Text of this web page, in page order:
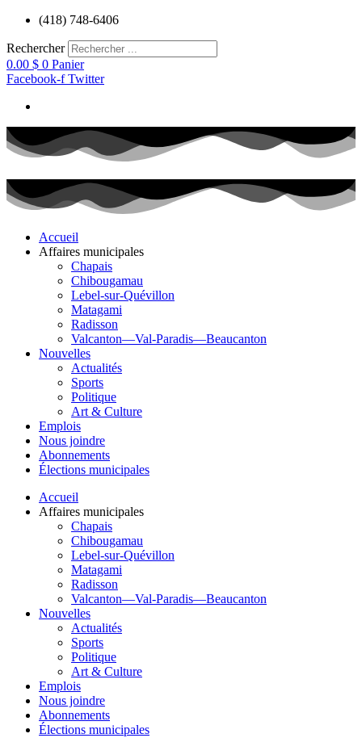
Aller
contenu
(418) 748-6406
Rechercher
0.00 $ 0 Panier
Facebook-f Twitter
Accueil
Affaires municipales
Chapais
Chibougamau
Lebel-sur-Quévillon
Matagami
Radisson
Valcanton—Val-Paradis—Beaucanton
Nouvelles
Actualités
Sports
Politique
Art & Culture
Emplois
Nous joindre
Abonnements
Élections municipales
Accueil
Affaires municipales
Chapais
Chibougamau
Lebel-sur-Quévillon
Matagami
Radisson
Valcanton—Val-Paradis—Beaucanton
Nouvelles
Actualités
Sports
Politique
Art & Culture
Emplois
Nous joindre
Abonnements
Élections municipales